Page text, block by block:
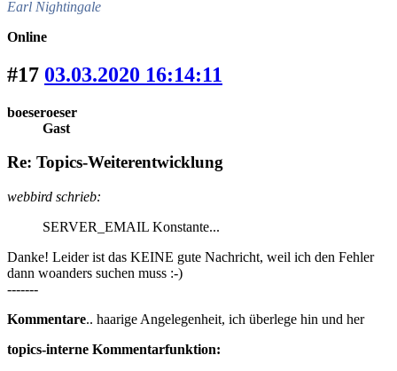
Earl Nightingale
Online
#17 03.03.2020 16:14:11
boeseroeser
Gast
Re: Topics-Weiterentwicklung
webbird schrieb:
SERVER_EMAIL Konstante...
Danke! Leider ist das KEINE gute Nachricht, weil ich den Fehler
dann woanders suchen muss :-)
-------
Kommentare.. haarige Angelegenheit, ich überlege hin und her
topics-interne Kommentarfunktion: